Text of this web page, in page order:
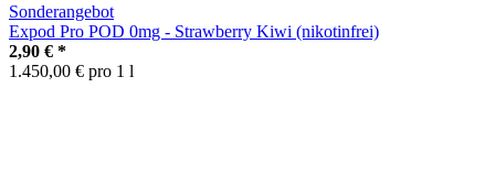
Sonderangebot
Expod Pro POD 0mg - Strawberry Kiwi (nikotinfrei)
2,90 € *
1.450,00 € pro 1 l